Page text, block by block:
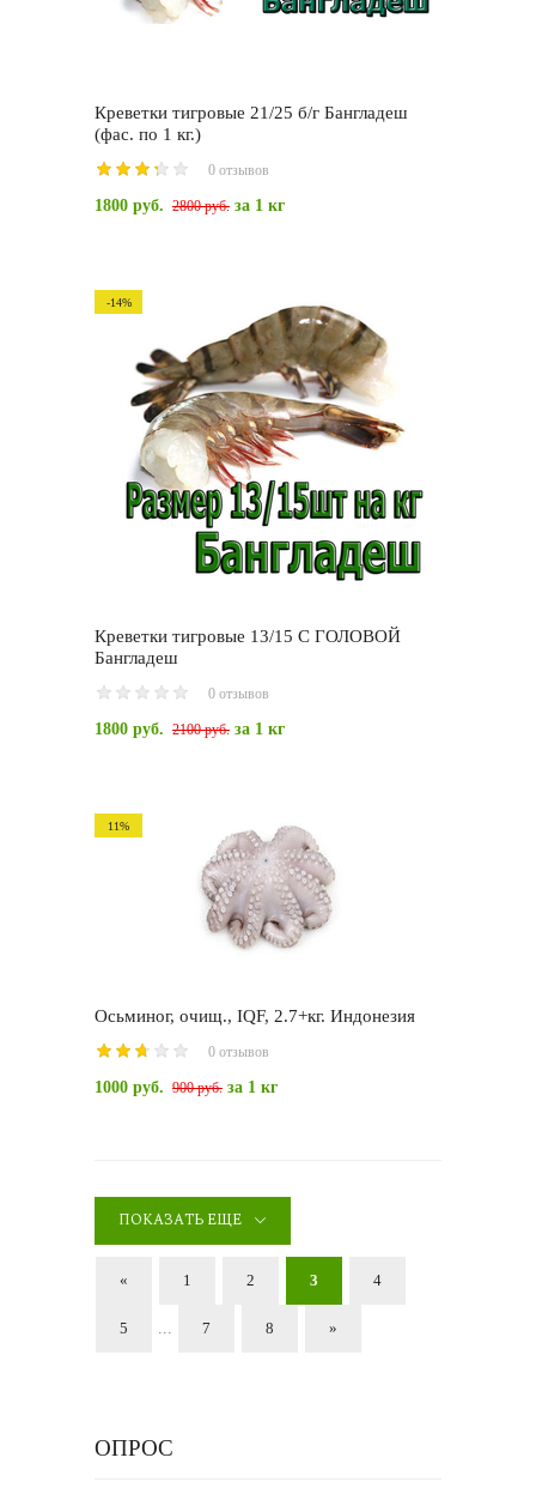
Креветки тигровые 21/25 б/г Бангладеш
(фас. по 1 кг.)
0 отзывов
1800 руб. 2800 руб. за 1 кг
-14%
Креветки тигровые 13/15 С ГОЛОВОЙ
Бангладеш
0 отзывов
1800 руб. 2100 руб. за 1 кг
11%
Осьминог, очищ., IQF, 2.7+кг. Индонезия
0 отзывов
1000 руб. 900 руб. за 1 кг
ПОКАЗАТЬ ЕЩЕ
« 1 2 3 4
5 ... 7 8 »
ОПРОС